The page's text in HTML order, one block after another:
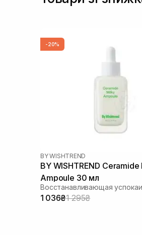
-20%
BY WISHTREND
BY WISHTREND
Ampoule 30 мл
1 036₴1 295₴